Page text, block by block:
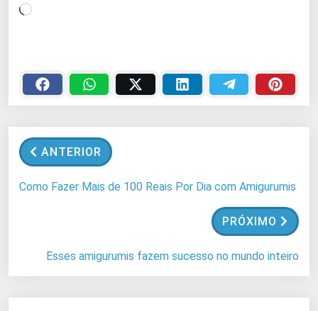
C
e
g
n
d
ANTERIOR
Como Fazer Mais de 100 Reais Por Dia com Amigurumis
PRÓXIMO
Esses amigurumis fazem sucesso no mundo inteiro